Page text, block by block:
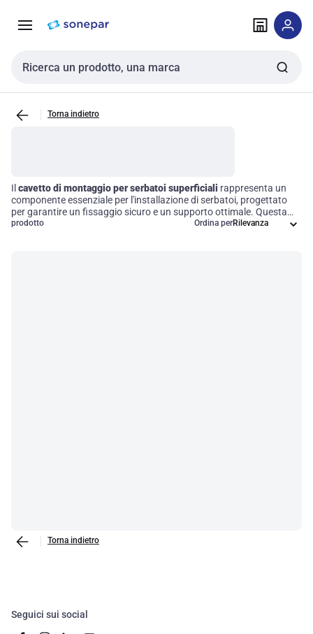
navigazione alla
Cerca input
Torna indietro
Il cavetto di montaggio per serbatoi superficiali rappresenta un
componente essenziale per l'installazione di serbatoi, progettato
per garantire un fissaggio sicuro e un supporto ottimale. Questa
soluzione non solo assicura stabilità, ma contribuisce anche
prodotto Ordina per
Torna indietro
Seguici sui social